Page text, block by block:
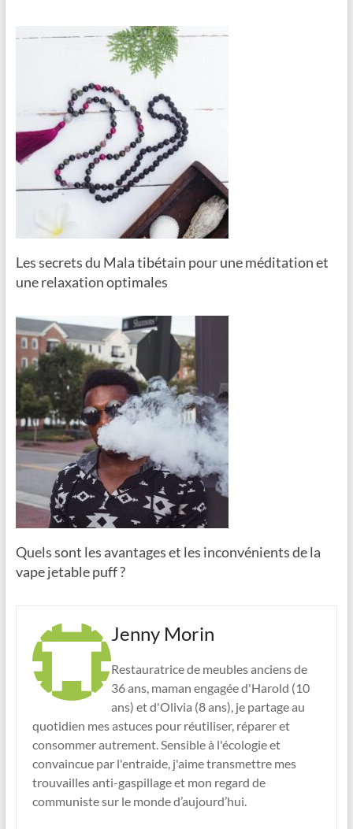
Les secrets du Mala tibétain pour une méditation et
une relaxation optimales
Quels sont les avantages et les inconvénients de la
vape jetable puff ?
Jenny Morin
Restauratrice de meubles anciens de
36 ans, maman engagée d'Harold (10
ans) et d'Olivia (8 ans), je partage au
quotidien mes astuces pour réutiliser, réparer et
consommer autrement. Sensible à l'écologie et
convaincue par l'entraide, j'aime transmettre mes
trouvailles anti-gaspillage et mon regard de
communiste sur le monde d’aujourd’hui.